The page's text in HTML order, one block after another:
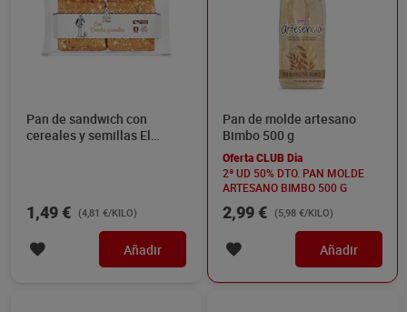
Pan de sandwich con
cereales y semillas El
1,49 € (4,81 €/KILO)
Añadir
Pan de molde artesano
Bimbo 500 g
Oferta CLUB Dia
2ª UD 50% DTO. PAN MOLDE
ARTESANO BIMBO 500 G
2,99 € (5,98 €/KILO)
Añadir